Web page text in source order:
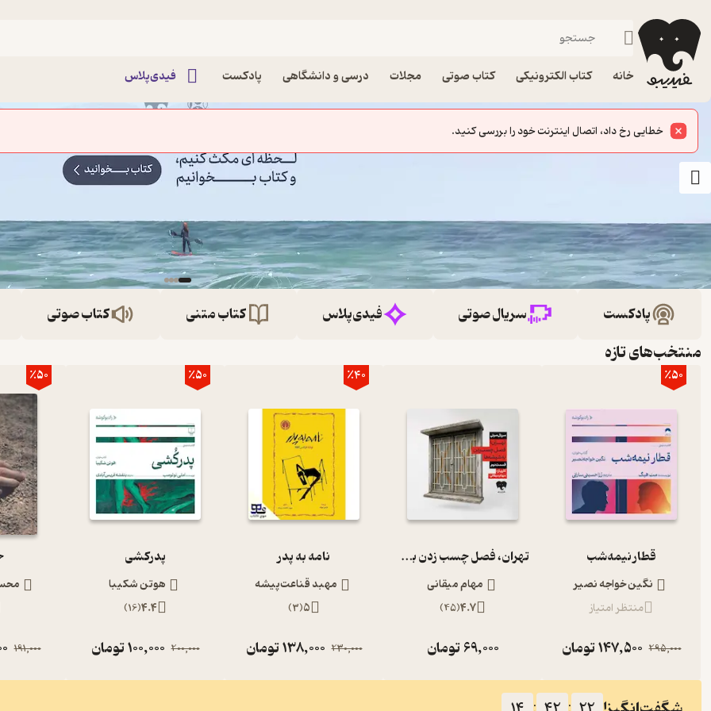
خانه کتاب الکترونیکی کتاب صوتی مجلات درسی و دانشگاهی پادکست فیدی‌پلاس
پادکست سریال صوتی فیدی‌پلاس کتاب متنی کتاب صوتی
منتخب‌های تازه
٪50
قطار نیمه‌شب
نگین خواجه نصیر
منتظر امتیاز
295,000
147,500تومان
تهران، فصل چسب زدن به شیشه‌ها (قسمت دوم)
مهام میقانی
4.7
(
45
)
69,000تومان
٪40
نامه به پدر
مهبد قناعت‌پیشه
5
(
3
)
230,000
138,000تومان
٪50
پدرکشی
هوتن شکیبا
4.4
(
16
)
200,000
100,000تومان
٪50
191,000